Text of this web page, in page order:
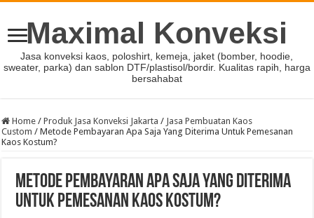
Maximal Konveksi
Jasa konveksi kaos, poloshirt, kemeja, jaket (bomber, hoodie,
sweater, parka) dan sablon DTF/plastisol/bordir. Kualitas rapih, harga
bersahabat
Home / Produk Jasa Konveksi Jakarta / Jasa Pembuatan Kaos
Custom / Metode Pembayaran Apa Saja Yang Diterima Untuk Pemesanan
Kaos Kostum?
Metode Pembayaran Apa Saja Yang Diterima
Untuk Pemesanan Kaos Kostum?